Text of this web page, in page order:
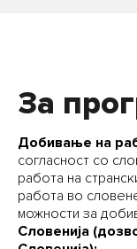
За
Добивање на
согласност со
работа на
работа во
можности за
Словенија